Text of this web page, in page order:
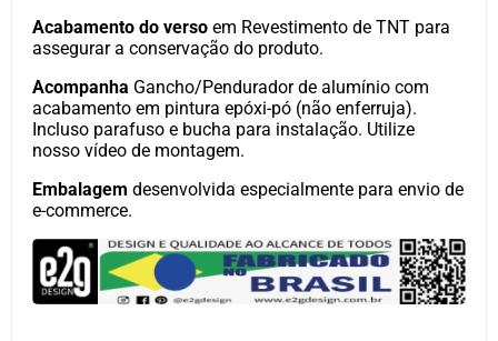
Acabamento do verso em Revestimento de TNT para
assegurar a conservação do produto.
Acompanha Gancho/Pendurador de alumínio com
acabamento em pintura epóxi-pó (não enferruja).
Incluso parafuso e bucha para instalação. Utilize
nosso vídeo de montagem.
Embalagem desenvolvida especialmente para envio de
e-commerce.